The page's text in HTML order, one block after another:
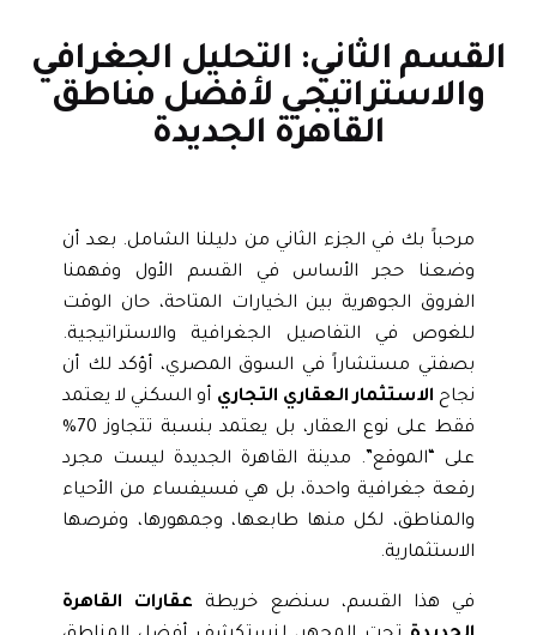
الثاني: التحليل الجغرافي
والاستراتيجي لأفضل مناطق
القاهرة الجديدة
مرحباً بك في الجزء الثاني من دليلنا الشامل. بعد أن
وضعنا حجر الأساس في القسم الأول وفهمنا
الفروق الجوهرية بين الخيارات المتاحة، حان الوقت
للغوص في التفاصيل الجغرافية والاستراتيجية.
بصفتي مستشاراً في السوق المصري، أؤكد لك أن
نجاحالاستثمار العقاري التجاريأو السكني لا يعتمد
فقط على نوع العقار، بل يعتمد بنسبة تتجاوز 70%
على “الموقع”. مدينة القاهرة الجديدة ليست مجرد
رقعة جغرافية واحدة، بل هي فسيفساء من الأحياء
والمناطق، لكل منها طابعها، وجمهورها، وفرصها
الاستثمارية.
في هذا القسم، سنضع خريطةعقارات القاهرة